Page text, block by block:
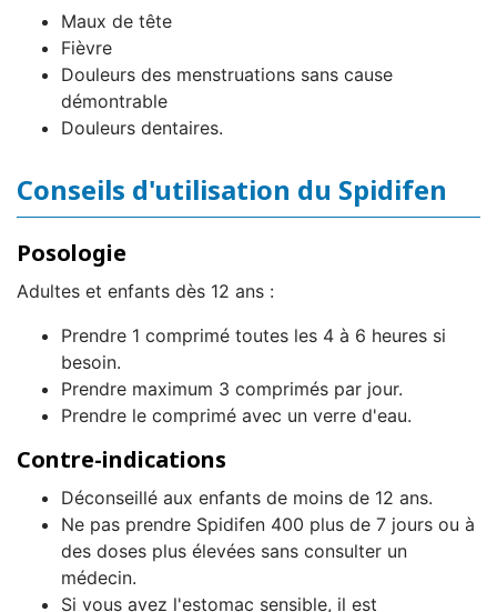
Maux de tête
Fièvre
Douleurs des menstruations sans cause
démontrable
Douleurs dentaires.
Conseils d'utilisation du Spidifen
Posologie
Adultes et enfants dès 12 ans :
Prendre 1 comprimé toutes les 4 à 6 heures si
besoin.
Prendre maximum 3 comprimés par jour.
Prendre le comprimé avec un verre d'eau.
Contre-indications
Déconseillé aux enfants de moins de 12 ans.
Ne pas prendre Spidifen 400 plus de 7 jours ou à
des doses plus élevées sans consulter un
médecin.
Si vous avez l'estomac sensible, il est